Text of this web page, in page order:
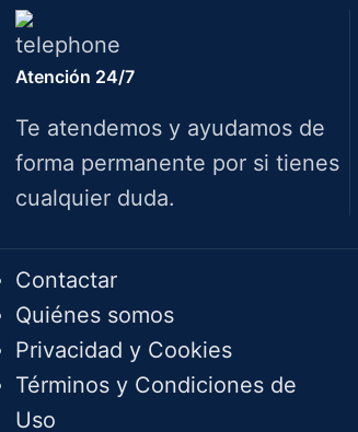
Atención 24/7
Te atendemos y ayudamos de
forma permanente por si tienes
cualquier duda.
Contactar
Quiénes somos
Privacidad y Cookies
Términos y Condiciones de
Uso